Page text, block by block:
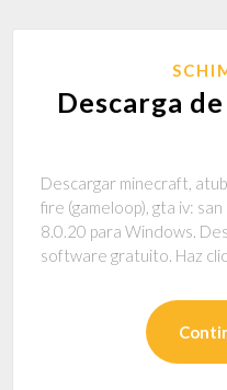
Descarga
Descargar minecraft,
fire (gameloop), gta iv:
8.0.20 para Windows.
software gratuito. Haz